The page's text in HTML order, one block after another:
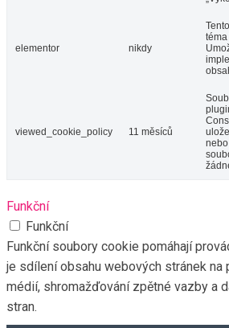
elementor nikdy
viewed_cookie_policy 11 měsíců
Funkční
Funkční
Funkční soubory cookie pomáhají
je sdílení obsahu webových stránek na
médií, shromažďování zpětné vazby a
stran.